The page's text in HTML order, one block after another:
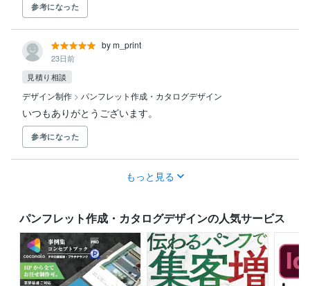
参考になった
by m_print
23日前
見積り相談
デザイン制作 > パンフレット作成・カタログデザイン
いつもありがとうございます。
参考になった
もっと見る
パンフレット作成・カタログデザインの人気サービス